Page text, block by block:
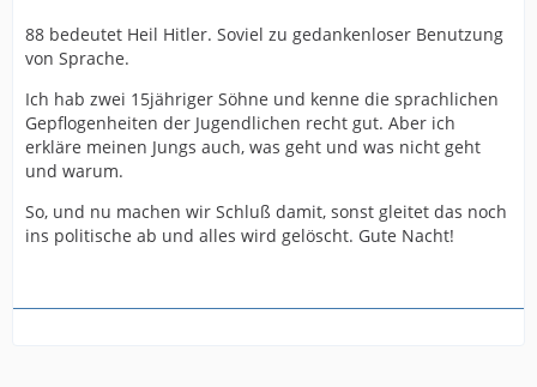
88 bedeutet Heil Hitler. Soviel zu gedankenloser Benutzung
von Sprache.
Ich hab zwei 15jähriger Söhne und kenne die sprachlichen
Gepflogenheiten der Jugendlichen recht gut. Aber ich
erkläre meinen Jungs auch, was geht und was nicht geht
und warum.
So, und nu machen wir Schluß damit, sonst gleitet das noch
ins politische ab und alles wird gelöscht. Gute Nacht!